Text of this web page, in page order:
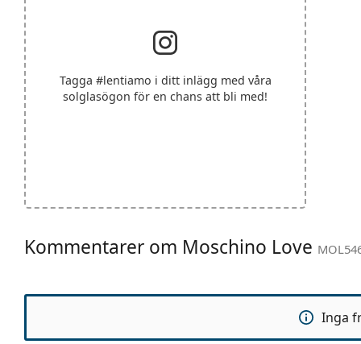
Tagga #lentiamo i ditt inlägg med våra
solglasögon för en chans att bli med!
Kommentarer om Moschino Love
Inga